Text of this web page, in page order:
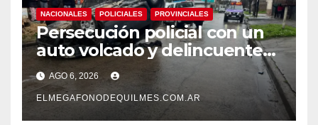
NACIONALES POLICIALES PROVINCIALES
Persecución policial con un
auto volcado y delincuentes
detenidos en San Francisco
Solano
AGO 6, 2026
ELMEGAFONODEQUILMES.COM.AR